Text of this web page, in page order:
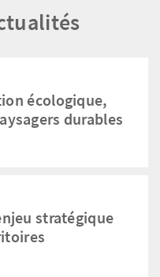
écologique,
durables
stratégique